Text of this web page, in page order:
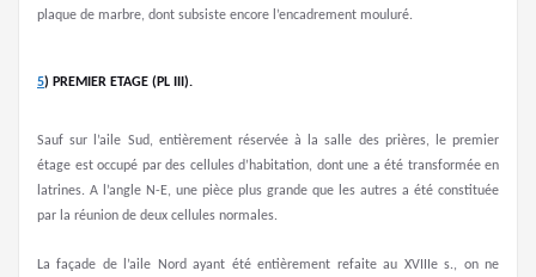
plaque de marbre, dont subsiste encore l’encadrement mouluré.
5) PREMIER ETAGE (PL III).
Sauf sur l’aile Sud, entièrement réservée à la salle des prières, le premier
étage est occupé par des cellules d’habitation, dont une a été transformée en
latrines. A l’angle N-E, une pièce plus grande que les autres a été constituée
par la réunion de deux cellules normales.
La façade de l’aile Nord ayant été entièrement refaite au XVIIIe s., on ne